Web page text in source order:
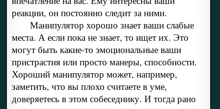
реакции, он постоянно следит за ними.
Манипулятор хорошо знает ваши слабые
места. А если пока не знает, то ищет их. Это
могут быть какие-то эмоциональные ваши
пристрастия или просто манеры, способности.
Хороший манипулятор может, например,
заметить, что вы плохо считаете в уме,
доверяетесь в этом собеседнику. И тогда рано